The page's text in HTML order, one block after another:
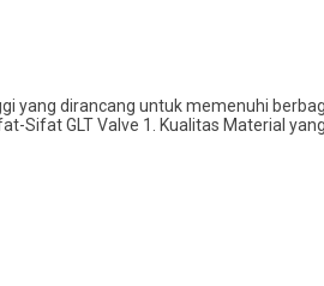
yang dirancang untuk memenuhi
Sifat GLT Valve 1. Kualitas Material